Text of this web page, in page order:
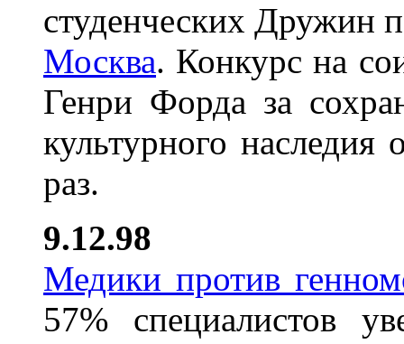
студенческих Дружин
Москва. Конкурс на
Генри Форда за
культурного
раз.
9.12.98
Медики против
57% специалистов